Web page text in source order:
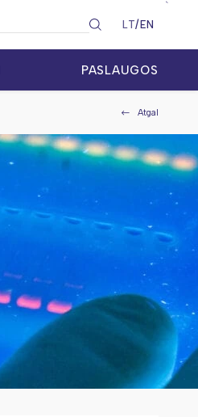
LT EN
`
PASLAUGOS
Atgal